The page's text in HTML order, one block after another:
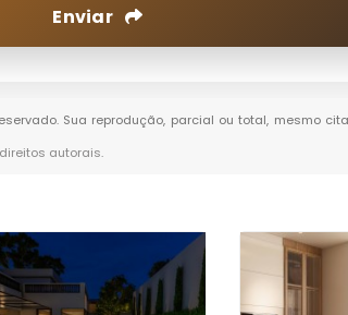
Enviar
Sua reprodução, parcial ou total, mesmo
direitos autorais.